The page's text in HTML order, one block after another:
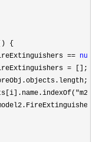
{
== null
= [];
i++